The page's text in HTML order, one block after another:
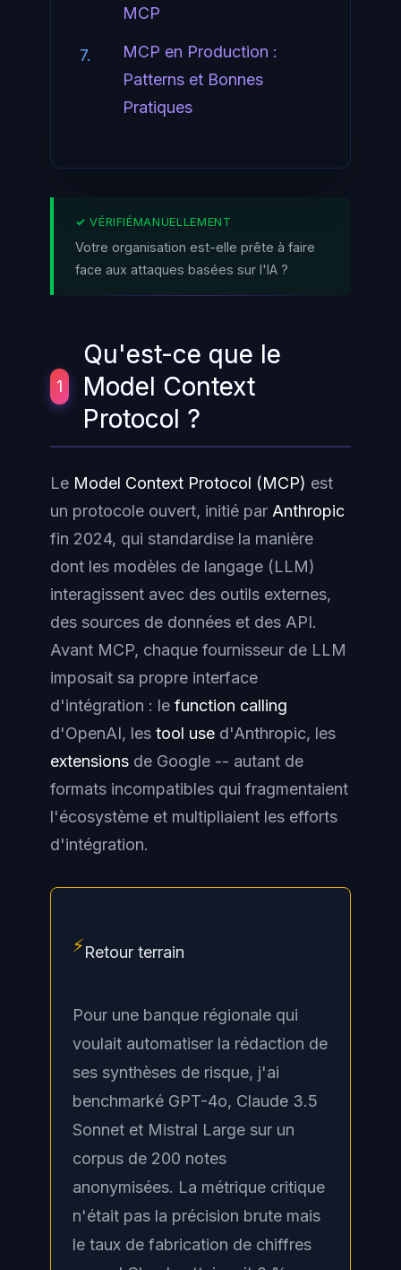
MCP
7.
MCP en Production :
Patterns et Bonnes
Pratiques
Votre organisation est-elle prête à faire
face aux attaques basées sur l'IA ?
1
Qu'est-ce que le
Model Context
Protocol ?
Le Model Context Protocol (MCP) est
un protocole ouvert, initié par Anthropic
fin 2024, qui standardise la manière
dont les modèles de langage (LLM)
interagissent avec des outils externes,
des sources de données et des API.
Avant MCP, chaque fournisseur de LLM
imposait sa propre interface
d'intégration : le function calling
d'OpenAI, les tool use d'Anthropic, les
extensions de Google -- autant de
formats incompatibles qui fragmentaient
l'écosystème et multipliaient les efforts
d'intégration.
⚡Retour terrain
Pour une banque régionale qui
voulait automatiser la rédaction de
ses synthèses de risque, j'ai
benchmarké GPT-4o, Claude 3.5
Sonnet et Mistral Large sur un
corpus de 200 notes
anonymisées. La métrique critique
n'était pas la précision brute mais
le taux de fabrication de chiffres